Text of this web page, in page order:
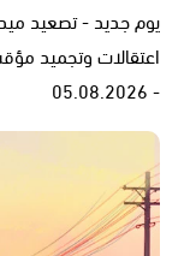
يوم جديد - تصعيد
اعتقالات وتجميد
- 05.08.2026